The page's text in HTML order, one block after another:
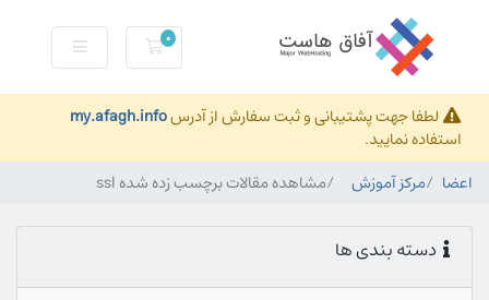
0 کارت خرید
لطفا جهت پشتیبانی و ثبت سفارش از آدرسmy.afagh.info
استفاده نمایید.
اعضا
مرکز آموزش مشاهده مقالات برچسب زده شده ssl
دسته بندی ها